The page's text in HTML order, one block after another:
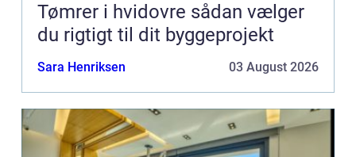
Tømrer i hvidovre sådan vælger
du rigtigt til dit byggeprojekt
Sara Henriksen 03 August 2026